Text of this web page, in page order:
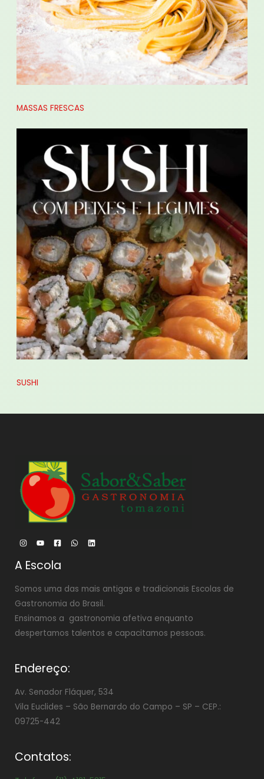
MASSAS FRESCAS
SUSHI
A Escola
Somos uma das mais antigas e tradicionais Escolas de
Gastronomia do Brasil.
Ensinamos a gastronomia afetiva enquanto
despertamos talentos e capacitamos pessoas.
Endereço:
Av. Senador Fláquer, 534
Vila Euclides – São Bernardo do Campo – SP – CEP.:
09725-442
Contatos: